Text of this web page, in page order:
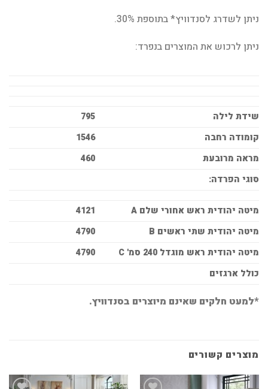
ניתן לשדרג לסנדוויץ* בתוספת 30%.
ניתן לרכוש את המוצרים בנפרד:
שידת לילה
795
קומודה רחבה
1546
מראה מרובעת
460
סוגי הפרדה:
מיטה יהודית ראש אחורי שלם A
4121
מיטה יהודית שתי ראשים B
4790
מיטה יהודית ראש מוגדל 240 סמ' C
4790
כולל ארגזים
*למעט חלקים שאינם מיוצרים בסנדוויץ.
מוצרים קשורים